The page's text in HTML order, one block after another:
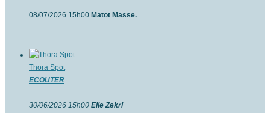
08/07/2026 15h00 Matot Masse.
Thora Spot
ECOUTER
30/06/2026 15h00 Elie Zekri